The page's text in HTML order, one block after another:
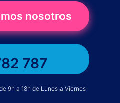
nosotros
787
9h a 18h de Lunes a Viernes